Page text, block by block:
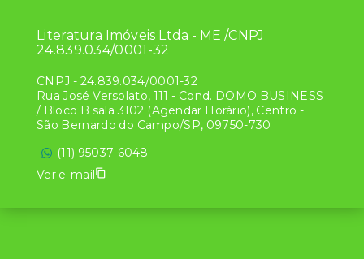
Literatura Imóveis Ltda - ME /CNPJ
24.839.034/0001-32
CNPJ - 24.839.034/0001-32
Rua José Versolato, 111 - Cond. DOMO BUSINESS
/ Bloco B sala 3102 (Agendar Horário), Centro -
São Bernardo do Campo/SP, 09750-730
(11) 95037-6048
Ver e-mail